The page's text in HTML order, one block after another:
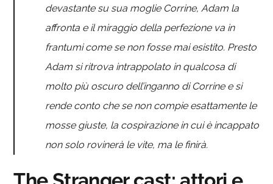
devastante su sua moglie Corrine, Adam la
affronta e il miraggio della perfezione va in
frantumi come se non fosse mai esistito. Presto
Adam si ritrova intrappolato in qualcosa di
molto più oscuro dell’inganno di Corrine e si
rende conto che se non compie esattamente le
mosse giuste, la cospirazione in cui è incappato
non solo rovinerà le vite, ma le finirà.